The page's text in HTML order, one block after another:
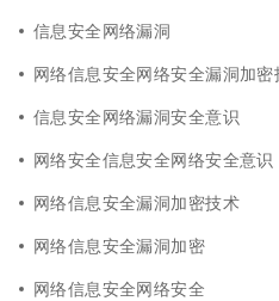
信息安全网络漏洞
网络信息安全网络安全漏洞加
信息安全网络漏洞安全意识
网络安全信息安全网络安全意识
网络信息安全漏洞加密技术
网络信息安全漏洞加密
网络信息安全网络安全